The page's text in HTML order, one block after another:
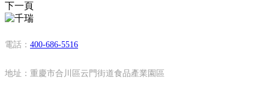
下一頁
電話： 400-686-5516
地址：重慶市合川區云門街道食品產業園區